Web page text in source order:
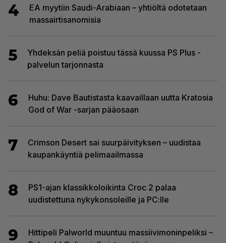
4
EA myytiin Saudi-Arabiaan – yhtiöltä odotetaan
massairtisanomisia
5
Yhdeksän peliä poistuu tässä kuussa PS Plus -
palvelun tarjonnasta
6
Huhu: Dave Bautistasta kaavaillaan uutta Kratosia
God of War -sarjan pääosaan
7
Crimson Desert sai suurpäivityksen – uudistaa
kaupankäyntiä pelimaailmassa
8
PS1-ajan klassikkoloikinta Croc 2 palaa
uudistettuna nykykonsoleille ja PC:lle
9
Hittipeli Palworld muuntuu massiivimoninpeliksi –